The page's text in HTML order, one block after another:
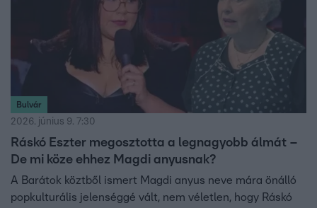
Bulvár
2026. június 9. 7:30
Ráskó Eszter megosztotta a legnagyobb álmát –
De mi köze ehhez Magdi anyusnak?
A Barátok köztből ismert Magdi anyus neve mára önálló
popkulturális jelenséggé vált, nem véletlen, hogy Ráskó